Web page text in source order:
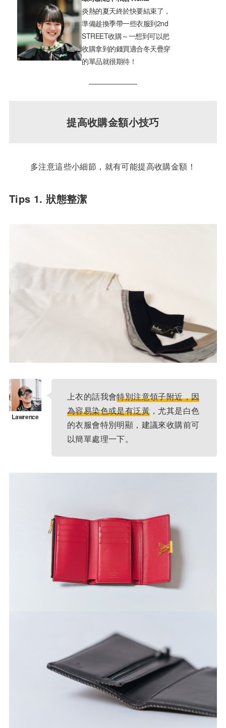
炎熱的夏天終於快要結束了，
準備趁換季帶一些衣服到2nd
STREET收購～一想到可以把
收購拿到的錢買適合冬天疊穿
的單品就很期待！
提高收購金額小技巧
多注意這些小細節，就有可能提高收購金額！
Tips 1. 狀態整潔
上衣的話我會特別注意領子附近，因
為容易染色或是有泛黃，尤其是白色
的衣服會特別明顯，建議來收購前可
以簡單處理一下。